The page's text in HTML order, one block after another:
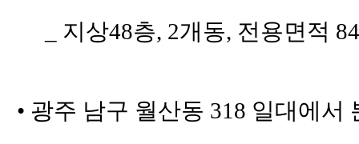
_ 지상48층, 2개동, 전용면적
• 광주 남구 월산동 318 일대에서